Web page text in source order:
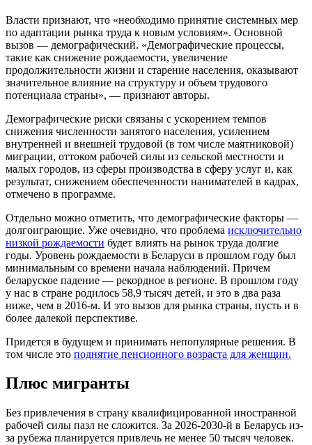
Власти признают, что «необходимо принятие системных мер
по адаптации рынка труда к новым условиям». Основной
вызов — демографический. «Демографические процессы,
такие как снижение рождаемости, увеличение
продолжительности жизни и старение населения, оказывают
значительное влияние на структуру и объем трудового
потенциала страны», — признают авторы.
Демографические риски связаны с ускорением темпов
снижения численности занятого населения, усилением
внутренней и внешней трудовой (в том числе маятниковой)
миграции, оттоком рабочей силы из сельской местности и
малых городов, из сферы производства в сферу услуг и, как
результат, снижением обеспеченности нанимателей в кадрах,
отмечено в программе.
Отдельно можно отметить, что демографические факторы —
долгоиграющие. Уже очевидно, что проблема исключительно
низкой рождаемости будет влиять на рынок труда долгие
годы. Уровень рождаемости в Беларуси в прошлом году был
минимальным со времени начала наблюдений. Причем
беларуское падение — рекордное в регионе. В прошлом году
у нас в стране родилось 58,9 тысяч детей, и это в два раза
ниже, чем в 2016-м. И это вызов для рынка страны, пусть и в
более далекой перспективе.
Придется в будущем и принимать непопулярные решения. В
том числе это поднятие пенсионного возраста для женщин.
Плюс мигранты
Без привлечения в страну квалифицированной иностранной
рабочей силы пазл не сложится. За 2026-2030-й в Беларусь из-
за рубежа планируется привлечь не менее 50 тысяч человек.